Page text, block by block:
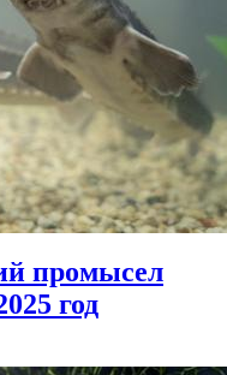
промысел
год